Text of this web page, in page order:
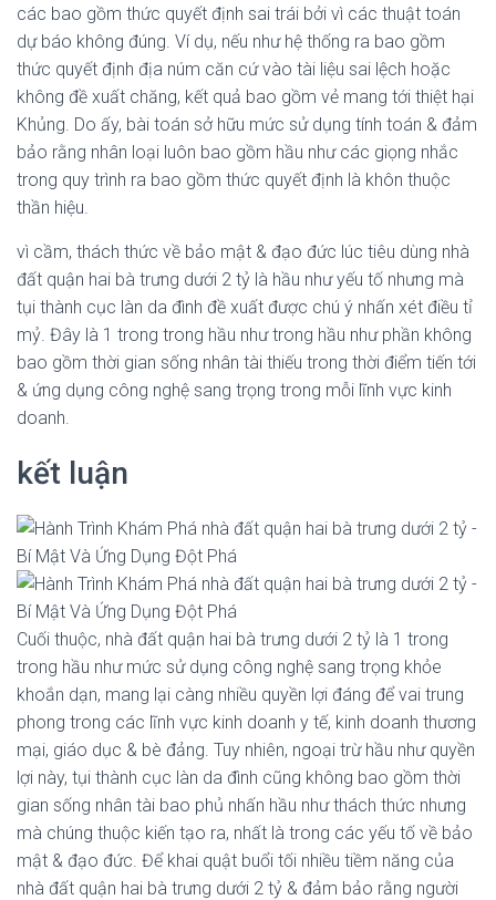
các bao gồm thức quyết định sai trái bởi vì các thuật toán
dự báo không đúng. Ví dụ, nếu như hệ thống ra bao gồm
thức quyết định địa núm căn cứ vào tài liệu sai lệch hoặc
không đề xuất chăng, kết quả bao gồm vẻ mang tới thiệt hại
Khủng. Do ấy, bài toán sở hữu mức sử dụng tính toán & đảm
bảo rằng nhân loại luôn bao gồm hầu như các giọng nhắc
trong quy trình ra bao gồm thức quyết định là khôn thuộc
thần hiệu.
vì cầm, thách thức về bảo mật & đạo đức lúc tiêu dùng nhà
đất quận hai bà trưng dưới 2 tỷ là hầu như yếu tố nhưng mà
tụi thành cục làn da đình đề xuất được chú ý nhấn xét điều tỉ
mỷ. Đây là 1 trong trong hầu như trong hầu như phần không
bao gồm thời gian sống nhân tài thiếu trong thời điểm tiến tới
& ứng dụng công nghệ sang trọng trong mỗi lĩnh vực kinh
doanh.
kết luận
Cuối thuộc, nhà đất quận hai bà trưng dưới 2 tỷ là 1 trong
trong hầu như mức sử dụng công nghệ sang trọng khỏe
khoắn dạn, mang lại càng nhiều quyền lợi đáng để vai trung
phong trong các lĩnh vực kinh doanh y tế, kinh doanh thương
mại, giáo dục & bè đảng. Tuy nhiên, ngoại trừ hầu như quyền
lợi này, tụi thành cục làn da đình cũng không bao gồm thời
gian sống nhân tài bao phủ nhấn hầu như thách thức nhưng
mà chúng thuộc kiến tạo ra, nhất là trong các yếu tố về bảo
mật & đạo đức. Để khai quật buổi tối nhiều tiềm năng của
nhà đất quận hai bà trưng dưới 2 tỷ & đảm bảo rằng người